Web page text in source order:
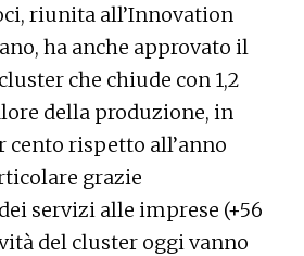
riunita all’Innovation
ha anche approvato il
che chiude con 1,2
della produzione, in
cento rispetto all’anno
grazie
servizi alle imprese (+56
del cluster oggi vanno